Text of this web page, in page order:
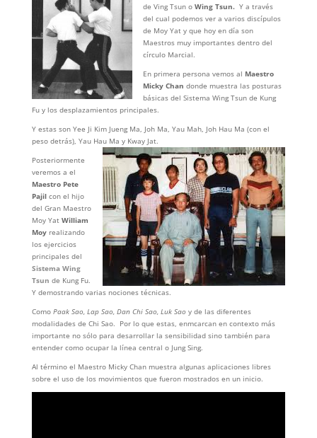
de Ving Tsun o Wing Tsun. Y a través
del cual podemos ver a varios discípulos
de Moy Yat y que hoy en día son
Maestros muy importantes dentro del
círculo Marcial.
En primera persona vemos al Maestro
Micky Chan donde muestra las posturas
básicas del Sistema Wing Tsun de Kung
Fu y los desplazamientos principales.
Y estas son Yee Ji Kim Jueng Ma, Joh Ma, Yau Mah, Joh Hau Ma (con el
peso detrás), Yau Hau Ma y Kway Jat.
Posteriormente
veremos a el
Maestro Pete
Pajilcon el hijo
del Gran Maestro
Moy Yat William
Moyrealizando
los ejercicios
principales del
Sistema Wing
Tsun de Kung Fu.
Y demostrando varias nociones técnicas.
ComoPaak Sao, Lap Sao, Dan Chi Sao, Luk Sao y de las diferentes
modalidades de Chi Sao. Por lo que estas, enmcarcan en contexto más
importante no sólo para desarrollar la sensibilidad sino también para
entender como ocupar la línea central o Jung Sing.
Al término el Maestro Micky Chan muestra algunas aplicaciones libres
sobre el uso de los movimientos que fueron mostrados en un inicio.